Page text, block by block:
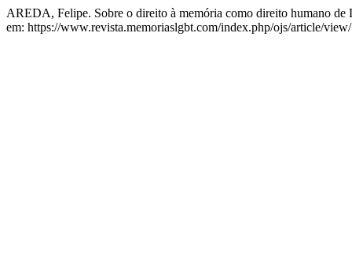
AREDA, Felipe. Sobre o direito à memória como direito humano
em: https://www.revista.memoriaslgbt.com/index.php/ojs/article/